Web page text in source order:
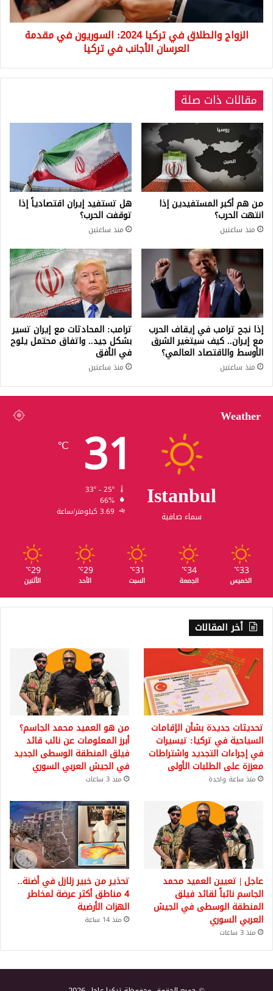
مقدمة
العرسان
الأجانب
الزواج والطلاق في تركيا 2024: السوريون في مقدمة
العرسان الأجانب في تركيا
مقالات ذات صلة
من هم أكبر المستفيدين إذا
انتهت الحرب؟
منذ ساعتين
هل تستفيد إيران اقتصادياً إذا
توقفت الحرب؟
منذ ساعتين
إذا نجح ترامب في إيقاف الحرب
مع إيران.. كيف سيتغير الشرق
الأوسط والاقتصاد العالمي؟
منذ ساعتين
ترامب: المحادثات مع إيران تسير
بشكل جيد.. واتفاق محتمل يلوح
في الأفق
منذ ساعتين
Weather
Istanbul
سماء صافية
31
℃
66%
3.69 كيلومتر/ساعة
33
℃
الخميس
34
℃
الجمعة
31
℃
السبت
29
℃
الأحد
29
℃
الأثنين
أخر المقالات
تحديثات جديدة بشأن الإقامات
السياحية في تركيا: تيسيرات
في إجراءات التجديد واشتراطات
معززة على الطلبات الأولى
منذ ساعة واحدة
من هو العميد محمد الجاسم؟
أبرز المعلومات عن نائب قائد
فيلق المنطقة الوسطى الجديد
في الجيش العربي السوري
منذ 3 ساعات
عاجل | تعيين العميد محمد
الجاسم نائباً لقائد فيلق
المنطقة الوسطى في الجيش
العربي السوري
منذ 3 ساعات
تحذير من خبير زلازل في أضنة..
4 مناطق أكثر عرضة لمخاطر
الهزات الأرضية
منذ 14 ساعة